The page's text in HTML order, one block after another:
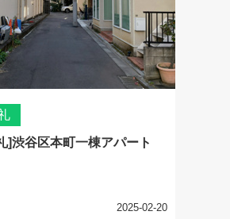
]渋谷区本町一棟アパート
2025-02-20